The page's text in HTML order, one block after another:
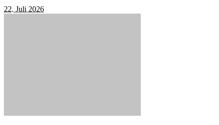
22. Juli 2026